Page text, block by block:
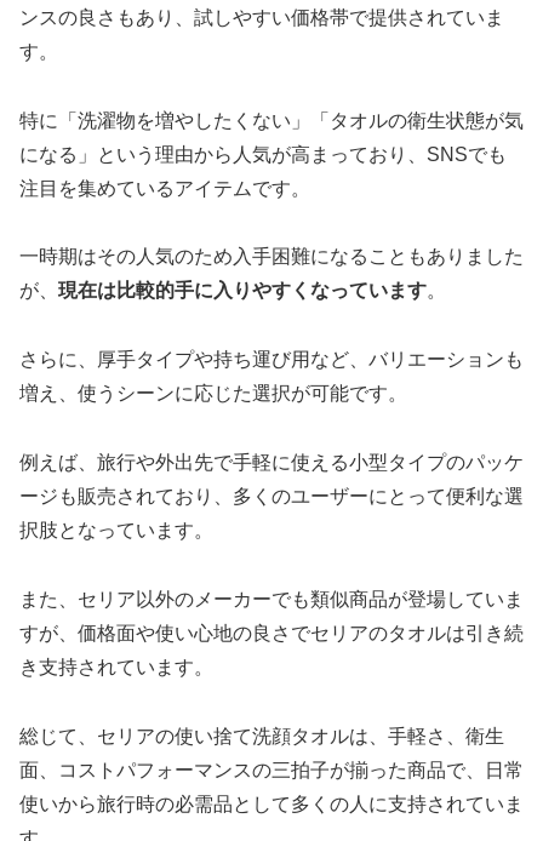
ンスの良さもあり、試しやすい価格帯で提供されていま
す。
特に「洗濯物を増やしたくない」「タオルの衛生状態が気
になる」という理由から人気が高まっており、SNSでも
注目を集めているアイテムです。
一時期はその人気のため入手困難になることもありました
が、 現在は比較的手に入りやすくなっています。
さらに、厚手タイプや持ち運び用など、バリエーションも
増え、使うシーンに応じた選択が可能です。
例えば、旅行や外出先で手軽に使える小型タイプのパッケ
ージも販売されており、多くのユーザーにとって便利な選
択肢となっています。
また、セリア以外のメーカーでも類似商品が登場していま
すが、価格面や使い心地の良さでセリアのタオルは引き続
き支持されています。
総じて、セリアの使い捨て洗顔タオルは、手軽さ、衛生
面、コストパフォーマンスの三拍子が揃った商品で、日常
使いから旅行時の必需品として多くの人に支持されていま